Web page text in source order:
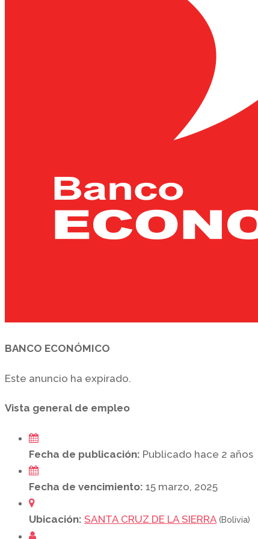
BANCO ECONÓMICO
Este anuncio ha expirado.
Vista general de empleo
Fecha de publicación: Publicado hace 2 años
Fecha de vencimiento: 15 marzo, 2025
Ubicación: SANTA CRUZ DE LA SIERRA (Bolivia)